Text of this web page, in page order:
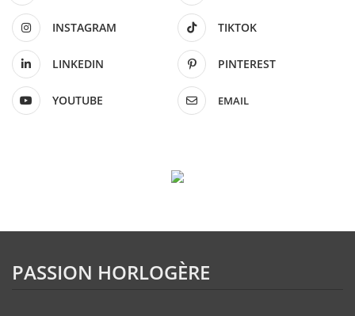
INSTAGRAM TIKTOK
LINKEDIN PINTEREST
YOUTUBE EMAIL
PASSION HORLOGÈRE